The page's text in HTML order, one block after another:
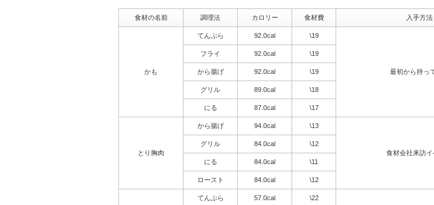
食材の名前 調理法 カロリー 食材費 入手方法
かも
てんぷら 92.0cal \19
最初から持っ
フライ 92.0cal \19
から揚げ 92.0cal \19
グリル 89.0cal \18
にる 87.0cal \17
とり胸肉
から揚げ 94.0cal \13
食材会社来訪イ
グリル 84.0cal \12
にる 84.0cal \11
ロースト 84.0cal \12
てんぷら 57.0cal \22